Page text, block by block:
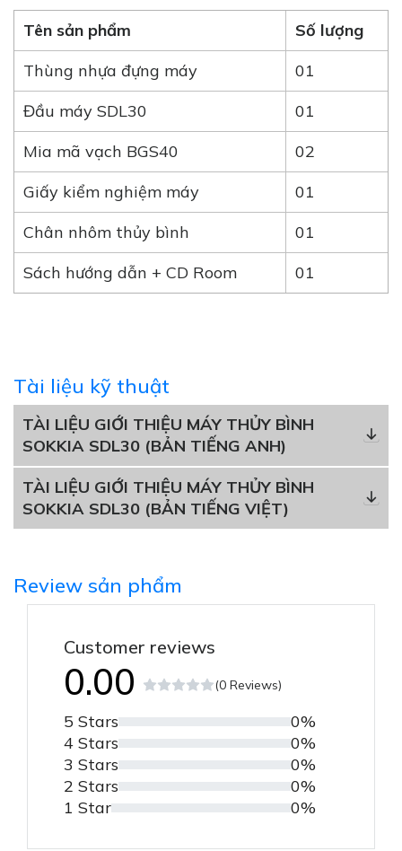
Tên sản phẩm
Số lượng
Thùng nhựa đựng máy
01
Đầu máy SDL30
01
Mia mã vạch BGS40
02
Giấy kiểm nghiệm máy
01
Chân nhôm thủy bình
01
Sách hướng dẫn + CD Room
01
Tài liệu kỹ thuật
TÀI LIỆU GIỚI THIỆU MÁY THỦY BÌNH
SOKKIA SDL30 (BẢN TIẾNG ANH)
TÀI LIỆU GIỚI THIỆU MÁY THỦY BÌNH
SOKKIA SDL30 (BẢN TIẾNG VIỆT)
Review sản phẩm
Customer reviews
0.00 (0 Reviews)
5 Stars
0%
4 Stars
0%
3 Stars
0%
2 Stars
0%
1 Star
0%